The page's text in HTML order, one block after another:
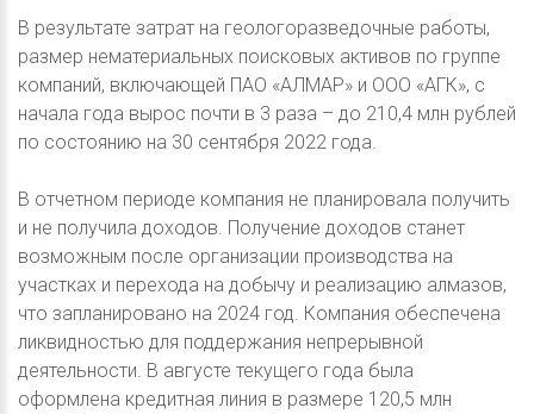
В результате затрат на геологоразведочные работы,
размер нематериальных поисковых активов по группе
компаний, включающей ПАО «АЛМАР» и ООО «АГК», с
начала года вырос почти в 3 раза – до 210,4 млн рублей
по состоянию на 30 сентября 2022 года.
В отчетном периоде компания не планировала получить
и не получила доходов. Получение доходов станет
возможным после организации производства на
участках и перехода на добычу и реализацию алмазов,
что запланировано на 2024 год. Компания обеспечена
ликвидностью для поддержания непрерывной
деятельности. В августе текущего года была
оформлена кредитная линия в размере 120,5 млн